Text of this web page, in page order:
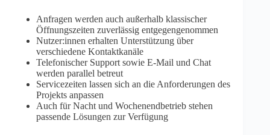
Anfragen werden auch außerhalb klassischer
Öffnungszeiten zuverlässig entgegengenommen
Nutzer:innen erhalten Unterstützung über
verschiedene Kontaktkanäle
Telefonischer Support sowie E-Mail und Chat
werden parallel betreut
Servicezeiten lassen sich an die Anforderungen des
Projekts anpassen
Auch für Nacht und Wochenendbetrieb stehen
passende Lösungen zur Verfügung